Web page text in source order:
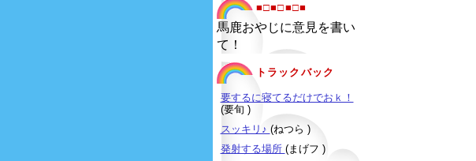
■□■□■□■
馬鹿おやじに意見を書い
て！
トラックバック
要するに寝てるだけでおｋ！
(要旬 )
スッキリ♪ (ねつら )
発射する場所 (まげフ )